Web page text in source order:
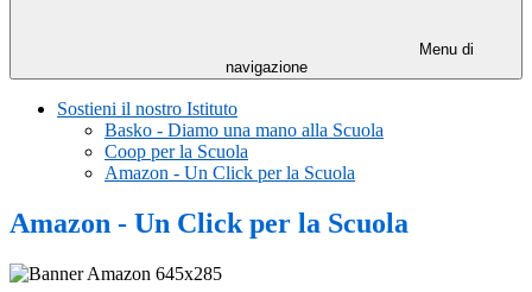
Menu di
navigazione
Sostieni il nostro Istituto
Basko - Diamo una mano alla Scuola
Coop per la Scuola
Amazon - Un Click per la Scuola
Amazon - Un Click per la Scuola